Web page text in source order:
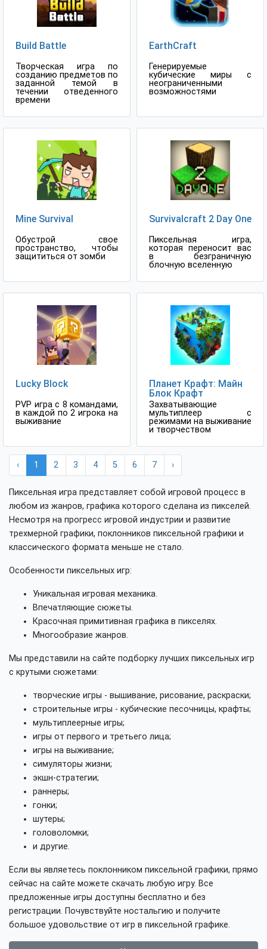
Build Battle
Творческая игра по
созданию предметов по
заданной темой в
течении отведенного
времени
EarthCraft
Генерируемые
кубические миры c
неограниченными
возможностями
Mine Survival
Обустрой свое
пространство, чтобы
защититься от зомби
Survivalcraft 2 Day One
Пиксельная игра,
которая переносит вас
в безграничную
блочную вселенную
Lucky Block
PVP игра с 8 командами,
в каждой по 2 игрока на
выживание
Планет Крафт: Майн
Блок Крафт
Захватывающие
мультиплеер с
режимами на выживание
и творчеством
‹ 1 2 3 4 5 6 7 ›
Пиксельная игра представляет собой игровой процесс в
любом из жанров, графика которого сделана из пикселей.
Несмотря на прогресс игровой индустрии и развитие
трехмерной графики, поклонников пиксельной графики и
классического формата меньше не стало.
Особенности пиксельных игр:
Уникальная игровая механика.
Впечатляющие сюжеты.
Красочная примитивная графика в пикселях.
Многообразие жанров.
Мы представили на сайте подборку лучших пиксельных игр
с крутыми сюжетами:
творческие игры - вышивание, рисование, раскраски;
строительные игры - кубические песочницы, крафты;
мультиплеерные игры;
игры от первого и третьего лица;
игры на выживание;
симуляторы жизни;
экшн-стратегии;
раннеры;
гонки;
шутеры;
головоломки;
и другие.
Если вы являетесь поклонником пиксельной графики, прямо
сейчас на сайте можете скачать любую игру. Все
предложенные игры доступны бесплатно и без
регистрации. Почувствуйте ностальгию и получите
большое удовольствие от игр в пиксельной графике.